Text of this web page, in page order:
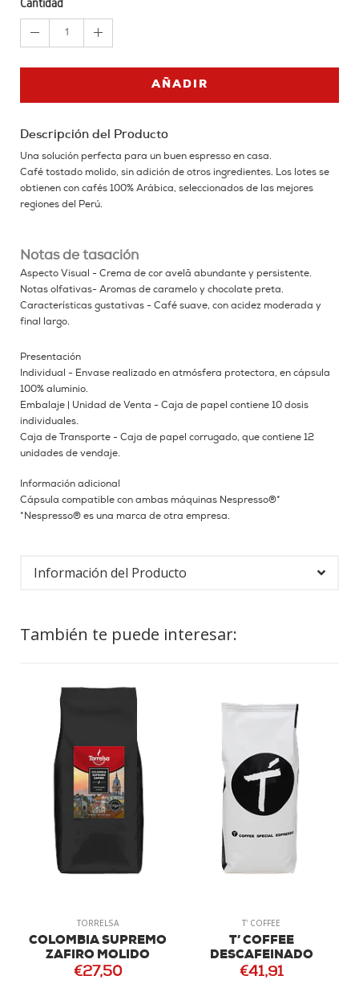
Cantidad
1
AÑADIR
Descripción del Producto
Una solución perfecta para un buen espresso en casa.
Café tostado molido, sin adición de otros ingredientes. Los lotes se
obtienen con cafés 100% Arábica, seleccionados de las mejores
regiones del Perú.
Notas de tasación
Aspecto Visual - Crema de cor avelã abundante y persistente.
Notas olfativas- Aromas de caramelo y chocolate preta.
Características gustativas - Café suave, con acidez moderada y
final largo.
Presentación
Individual - Envase realizado en atmósfera protectora, en cápsula
100% aluminio.
Embalaje | Unidad de Venta - Caja de papel contiene 10 dosis
individuales.
Caja de Transporte - Caja de papel corrugado, que contiene 12
unidades de vendaje.
Información adicional
Cápsula compatible con ambas máquinas Nespresso®*
*Nespresso® es una marca de otra empresa.
Información del Producto
También te puede interesar:
TORRELSA
COLOMBIA SUPREMO
ZAFIRO MOLIDO
€27,50
T' COFFEE
T’ COFFEE
DESCAFEINADO
€41,91